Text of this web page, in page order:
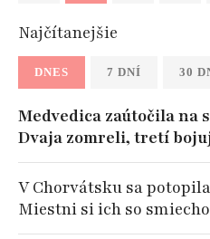
Najčítanejšie
DNES 7 DNÍ 30
Medvedica zaútočila na
Dvaja zomreli, tretí
V Chorvátsku sa
Miestni si ich so